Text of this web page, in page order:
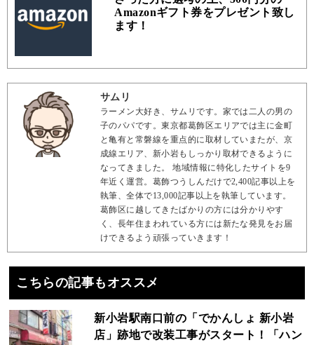
Amazonギフト券をプレゼント致し
ます！
サムリ
ラーメン大好き、サムリです。家では二人の男の
子のパパです。東京都葛飾区エリアでは主に金町
と亀有と常磐線を重点的に取材していまたが、京
成線エリア、新小岩もしっかり取材できるように
なってきました。 地域情報に特化したサイトを9
年近く運営。葛飾つうしんだけで2,400記事以上を
執筆、全体で13,000記事以上を執筆しています。
葛飾区に越してきたばかりの方には分かりやす
く、長年住まわれている方には新たな発見をお届
けできるよう頑張っていきます！
こちらの記事もオススメ
新小岩駅南口前の「でかんしょ 新小岩
店」跡地で改装工事がスタート！「ハン